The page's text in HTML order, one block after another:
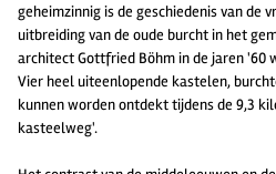
geheimzinnig is de geschiedenis van de
uitbreiding van de oude burcht in het
architect Gottfried Böhm in de jaren '60
Vier heel uiteenlopende kastelen,
kunnen worden ontdekt tijdens de 9,3
kasteelweg'.